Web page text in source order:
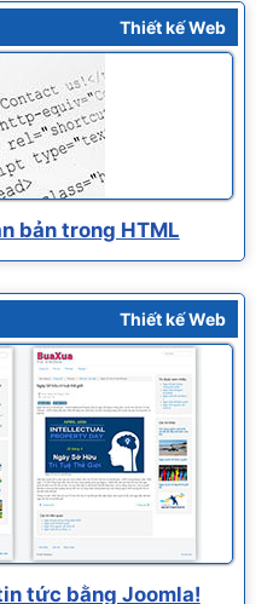
Thiết kế Web
bản trong HTML
Thiết kế Web
tức bằng Joomla!